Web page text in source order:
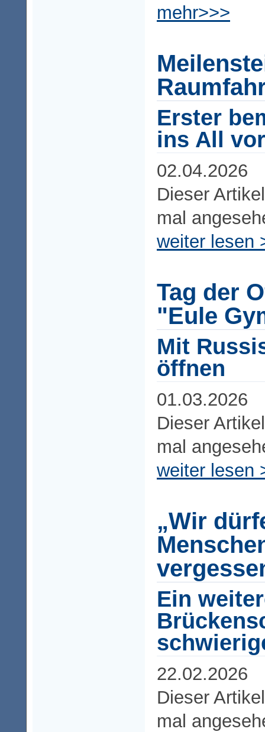
mehr>>>
Erster
ins All
02.04.2026
Dieser
mal
weiter lesen
Tag der
"Eule
Mit
öffnen
01.03.2026
Dieser
mal
weiter lesen
„Wir
Ein
22.02.2026
Dieser
mal